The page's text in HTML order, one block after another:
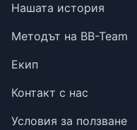
Нашата история
Методът на BB-Team
Екип
Контакт с нас
Условия за ползване